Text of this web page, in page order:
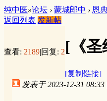
纯中医»论坛 › 蒙城郎中 › 恩
返回列表 发新帖
查看: 2189|回复: 2[《圣
[复制链接]
发表于 2023-12-31 08:33